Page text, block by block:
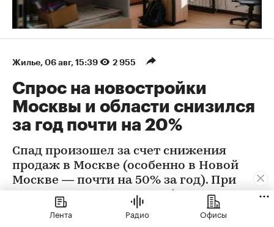
Жилье⁠, 06 авг, 15:39 2 955
Спрос на новостройки
Москвы и области снизился
за год почти на 20%
Спад произошел за счет снижения
продаж в Москве (особенно в Новой
Москве — почти на 50% за год). При
этом в Подмосковье, наоборот, жилья в
новостройках стали покупать больше
Лента Радио Офисы